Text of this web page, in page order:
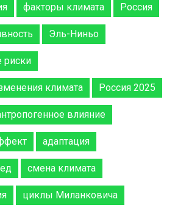
факторы климата Россия
Эль-Ниньо
риски
климата Россия 2025
влияние
адаптация
смена климата
циклы Миланковича